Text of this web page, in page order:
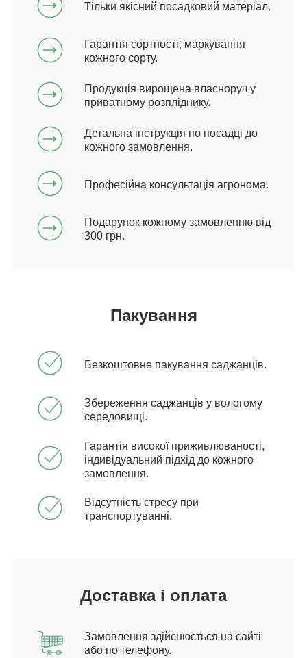
Тільки якісний посадковий матеріал.
Гарантія сортності, маркування
кожного сорту.
Продукція вирощена власноруч у
приватному розпліднику.
Детальна інструкція по посадці до
кожного замовлення.
Професійна консультація агронома.
Подарунок кожному замовленню від
300 грн.
Пакування
Безкоштовне пакування саджанців.
Збереження саджанців у вологому
середовищі.
Гарантія високої приживлюваності,
індивідуальний підхід до кожного
замовлення.
Відсутність стресу при
транспортуванні.
Доставка і оплата
Замовлення здійснюється на сайті
або по телефону.